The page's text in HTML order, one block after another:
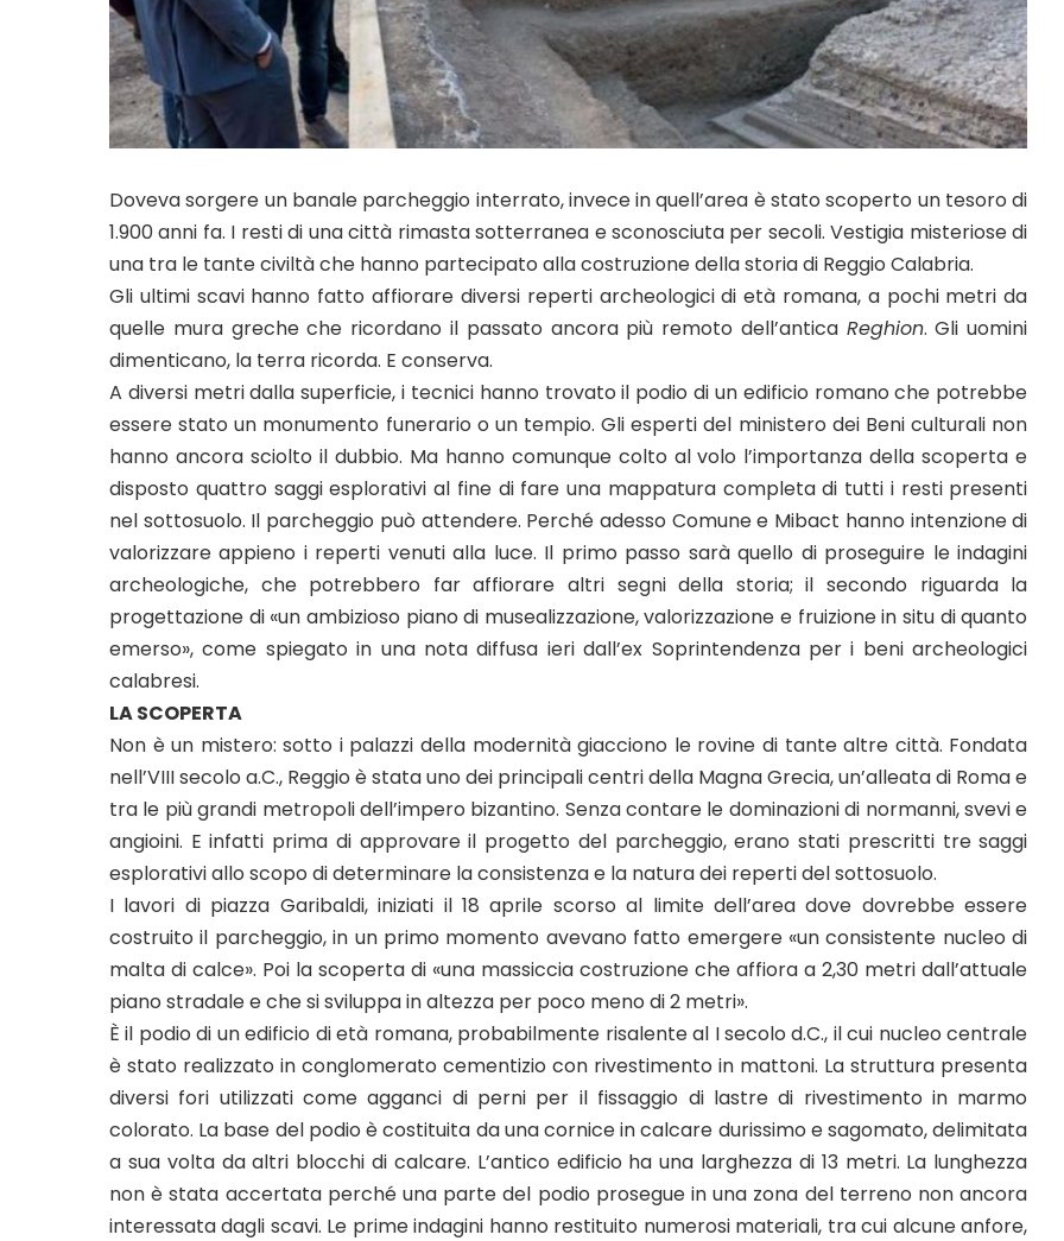
Doveva sorgere un banale parcheggio interrato, invece in quell’area è stato scoperto un tesoro di
1.900 anni fa. I resti di una città rimasta sotterranea e sconosciuta per secoli. Vestigia misteriose di
una tra le tante civiltà che hanno partecipato alla costruzione della storia di Reggio Calabria.
Gli ultimi scavi hanno fatto affiorare diversi reperti archeologici di età romana, a pochi metri da
quelle mura greche che ricordano il passato ancora più remoto dell’antica Reghion. Gli uomini
dimenticano, la terra ricorda. E conserva.
A diversi metri dalla superficie, i tecnici hanno trovato il podio di un edificio romano che potrebbe
essere stato un monumento funerario o un tempio. Gli esperti del ministero dei Beni culturali non
hanno ancora sciolto il dubbio. Ma hanno comunque colto al volo l’importanza della scoperta e
disposto quattro saggi esplorativi al fine di fare una mappatura completa di tutti i resti presenti
nel sottosuolo. Il parcheggio può attendere. Perché adesso Comune e Mibact hanno intenzione di
valorizzare appieno i reperti venuti alla luce. Il primo passo sarà quello di proseguire le indagini
archeologiche, che potrebbero far affiorare altri segni della storia; il secondo riguarda la
progettazione di «un ambizioso piano di musealizzazione, valorizzazione e fruizione in situ di quanto
emerso», come spiegato in una nota diffusa ieri dall’ex Soprintendenza per i beni archeologici
calabresi.
LA SCOPERTA
Non è un mistero: sotto i palazzi della modernità giacciono le rovine di tante altre città. Fondata
nell’VIII secolo a.C., Reggio è stata uno dei principali centri della Magna Grecia, un’alleata di Roma e
tra le più grandi metropoli dell’impero bizantino. Senza contare le dominazioni di normanni, svevi e
angioini. E infatti prima di approvare il progetto del parcheggio, erano stati prescritti tre saggi
esplorativi allo scopo di determinare la consistenza e la natura dei reperti del sottosuolo.
I lavori di piazza Garibaldi, iniziati il 18 aprile scorso al limite dell’area dove dovrebbe essere
costruito il parcheggio, in un primo momento avevano fatto emergere «un consistente nucleo di
malta di calce». Poi la scoperta di «una massiccia costruzione che affiora a 2,30 metri dall’attuale
piano stradale e che si sviluppa in altezza per poco meno di 2 metri».
È il podio di un edificio di età romana, probabilmente risalente al I secolo d.C., il cui nucleo centrale
è stato realizzato in conglomerato cementizio con rivestimento in mattoni. La struttura presenta
diversi fori utilizzati come agganci di perni per il fissaggio di lastre di rivestimento in marmo
colorato. La base del podio è costituita da una cornice in calcare durissimo e sagomato, delimitata
a sua volta da altri blocchi di calcare. L’antico edificio ha una larghezza di 13 metri. La lunghezza
non è stata accertata perché una parte del podio prosegue in una zona del terreno non ancora
interessata dagli scavi. Le prime indagini hanno restituito numerosi materiali, tra cui alcune anfore,